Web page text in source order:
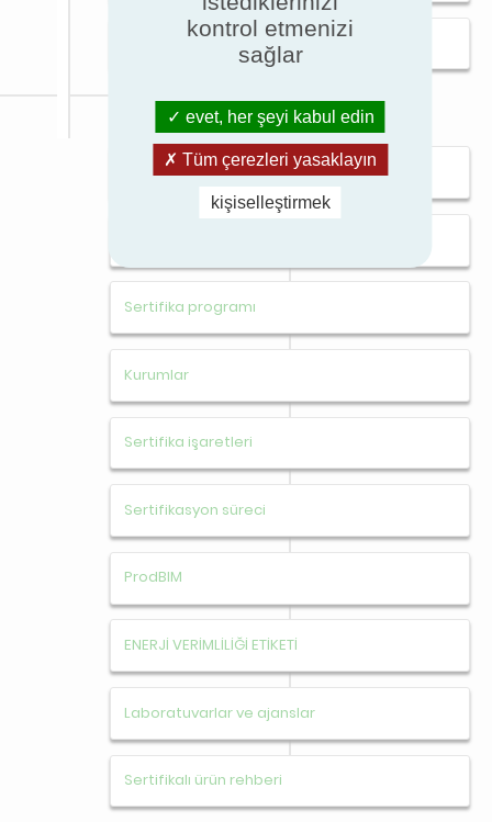
Enerji verimliliği
Sertifikasyon
Sertifika programı
Kurumlar
Sertifika işaretleri
Sertifikasyon süreci
ProdBIM
ENERJİ VERİMLİLİĞİ ETİKETİ
Laboratuvarlar ve ajanslar
Sertifikalı ürün rehberi
kontrol etmenizi
sağlar
evet, her şeyi kabul edin
Tüm çerezleri yasaklayın
kişiselleştirmek